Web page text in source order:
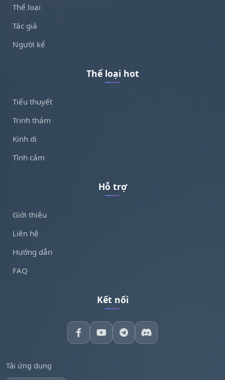
Thể loại
Tác giả
Người kể
Thể loại hot
Tiểu thuyết
Trinh thám
Kinh dị
Tình cảm
Hỗ trợ
Giới thiệu
Liên hệ
Hướng dẫn
FAQ
Kết nối
Tải ứng dụng